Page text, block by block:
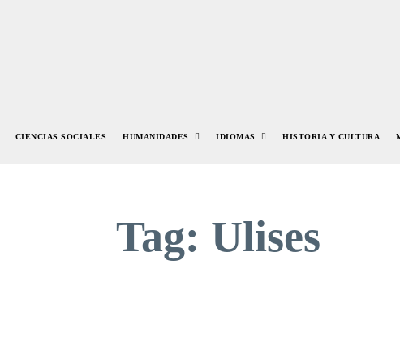
CIENCIAS SOCIALES HUMANIDADES IDIOMAS HISTORIA Y CULTURA
Tag: Ulises